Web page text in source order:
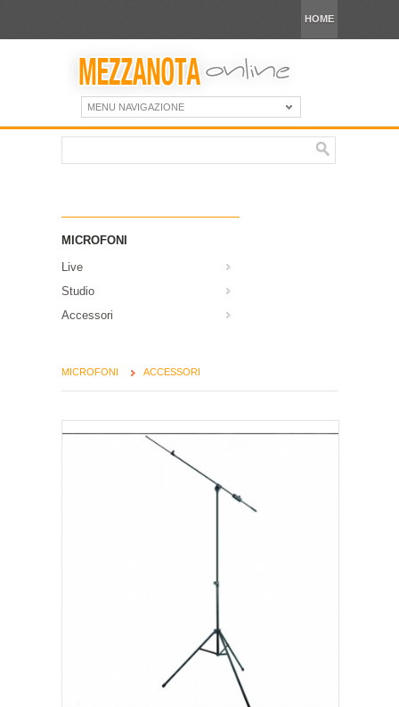
HOME
MENU NAVIGAZIONE
MICROFONI
Live
Studio
Accessori
MICROFONI ACCESSORI